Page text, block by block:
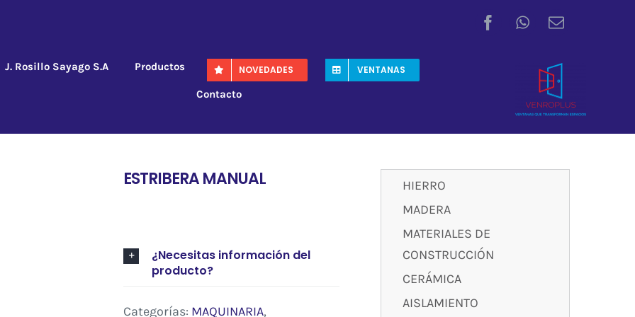
J. Rosillo Sayago S.A Productos NOVEDADES VENTANAS
Contacto
ESTRIBERA MANUAL
¿Necesitas información del
producto?
Categorías: MAQUINARIA,
HIERRO
MADERA
MATERIALES DE
CONSTRUCCIÓN
CERÁMICA
AISLAMIENTO